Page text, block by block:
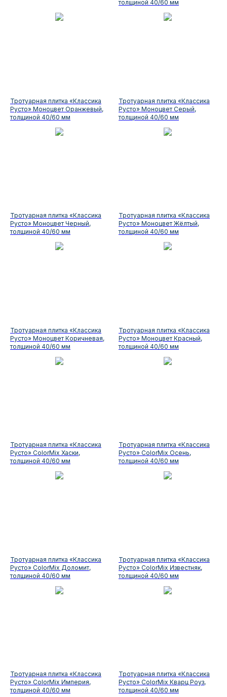
толщиной 40/60 мм
Тротуарная плитка «Классика
Русто» Моноцвет Оранжевый,
толщиной 40/60 мм
Тротуарная плитка «Классика
Русто» Моноцвет Серый,
толщиной 40/60 мм
Тротуарная плитка «Классика
Русто» Моноцвет Черный,
толщиной 40/60 мм
Тротуарная плитка «Классика
Русто» Моноцвет Жёлтый,
толщиной 40/60 мм
Тротуарная плитка «Классика
Русто» Моноцвет Коричневая,
толщиной 40/60 мм
Тротуарная плитка «Классика
Русто» Моноцвет Красный,
толщиной 40/60 мм
Тротуарная плитка «Классика
Русто» ColorMix Хаски,
толщиной 40/60 мм
Тротуарная плитка «Классика
Русто» ColorMix Осень,
толщиной 40/60 мм
Тротуарная плитка «Классика
Русто» ColorMix Доломит,
толщиной 40/60 мм
Тротуарная плитка «Классика
Русто» ColorMix Известняк,
толщиной 40/60 мм
Тротуарная плитка «Классика
Русто» ColorMix Империя,
толщиной 40/60 мм
Тротуарная плитка «Классика
Русто» ColorMix Кварц Роуз,
толщиной 40/60 мм